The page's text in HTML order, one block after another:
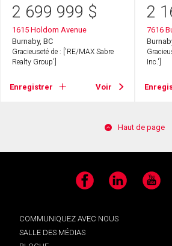
2 699 999 $
1615 Holdom Avenue
Burnaby, BC
Gracieuseté de : ['RE/MAX Sabre
Realty Group']
Enregistrer Voir
2
7616
Inc.']
Haut de page
Facebook LinkedIn YouTube
COMMUNIQUEZ AVEC NOUS
SALLE DES MÉDIAS